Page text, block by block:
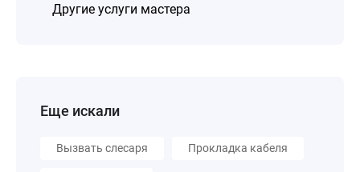
Другие услуги мастера
Еще искали
Вызвать слесаря Прокладка кабеля